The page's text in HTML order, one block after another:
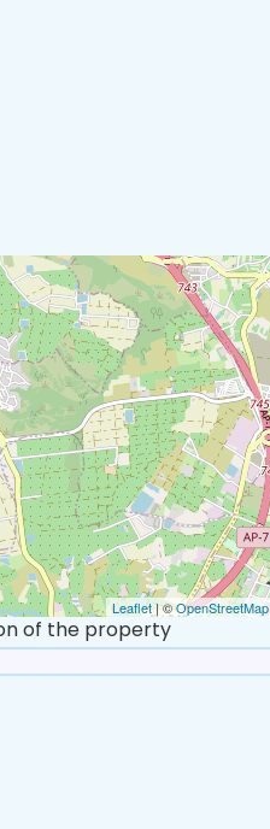
Leaflet| ©OpenStreetMap
of the property